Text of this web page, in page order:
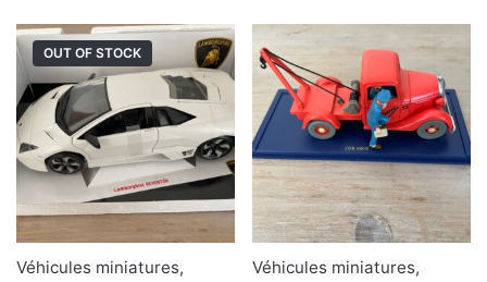
OUT OF STOCK
Véhicules miniatures,
Véhicules miniatures,